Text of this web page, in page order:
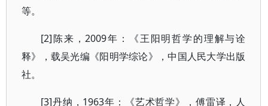
等。
[2]陈来，2009年：《王阳明哲学的理解与诠
释》，载吴光编《阳明学综论》，中国人民大学出版
社。
[3]丹纳，1963年：《艺术哲学》，傅雷译，人